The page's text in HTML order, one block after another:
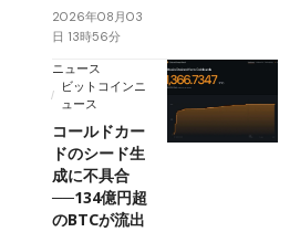
2026年08月03
日 13時56分
ニュース
ビットコインニ
ュース
コールドカー
ドのシード生
成に不具合
──134億円超
のBTCが流出